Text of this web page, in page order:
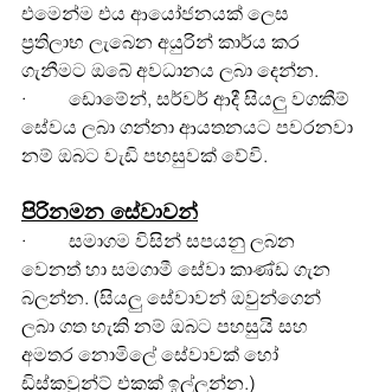
එමෙන්ම එය ආයෝජනයක් ලෙස
ප්‍රතිලාභ ලැබෙන අයුරින් කාර්ය කර
ගැනීමට ඔබේ අවධානය ලබා දෙන්න.
·         ඩොමේන්, සර්වර් ආදී සියලු වගකීම්
සේවය ලබා ගන්නා ආයතනයට පවරනවා
නම් ඔබට වැඩි පහසුවක් වේවි.
පිරිනමන සේවාවන්
·         සමාගම විසින් සපයනු ලබන
වෙනත් හා සමගාමී සේවා කාණ්ඩ ගැන
බලන්න. (සියලු සේවාවන් ඔවුන්ගෙන්
ලබා ගත හැකි නම් ඔබට පහසුයි සහ
අමතර නොමිලේ සේවාවක් හෝ
ඩිස්කවුන්ට් එකක් ඉල්ලන්න.)